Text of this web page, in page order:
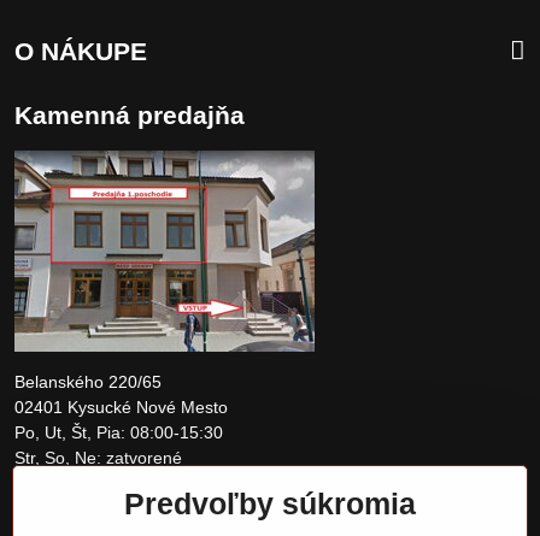
O NÁKUPE
Kamenná predajňa
Belanského 220/65
02401 Kysucké Nové Mesto
Po, Ut, Št, Pia: 08:00-15:30
Str, So, Ne: zatvorené
Predvoľby súkromia